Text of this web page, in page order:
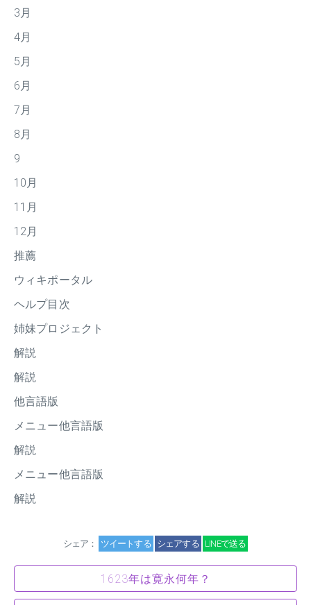
3月
4月
5月
6月
7月
8月
9
10月
11月
12月
推薦
ウィキポータル
ヘルプ目次
姉妹プロジェクト
解説
解説
他言語版
メニュー他言語版
解説
メニュー他言語版
解説
シェア： ツイートする シェアする LINEで送る
1623年は寛永何年？